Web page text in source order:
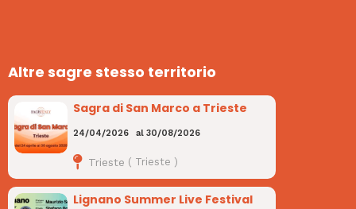
Altre sagre stesso territorio
Sagra di San Marco a Trieste
24/04/2026 al30/08/2026
Trieste ( Trieste )
Lignano Summer Live Festival